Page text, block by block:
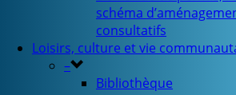
schéma
consultatifs
Loisirs, culture et vie
–
Bibliothèque